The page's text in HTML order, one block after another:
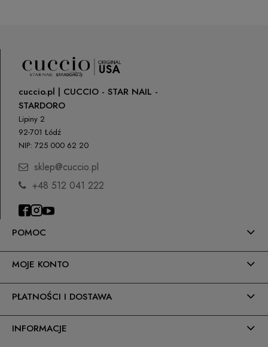
DPD Pickup (Punkty odbioru / Automaty
paczkowe)
ORLEN Paczka
Paczkomaty InPost
odbiór osobisty
POMOC
MOJE KONTO
PŁATNOŚCI I DOSTAWA
INFORMACJE
cuccio.pl | CUCCIO - STAR NAIL -
STARDORO
Lipiny 2
92-701 Łódź
NIP: 725 000 62 20
sklep@cuccio.pl
+48 512 041 222